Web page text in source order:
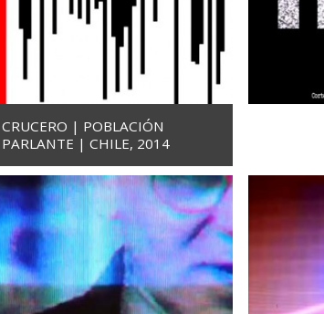
CRUCERO | POBLACIÓN
PARLANTE | CHILE, 2014